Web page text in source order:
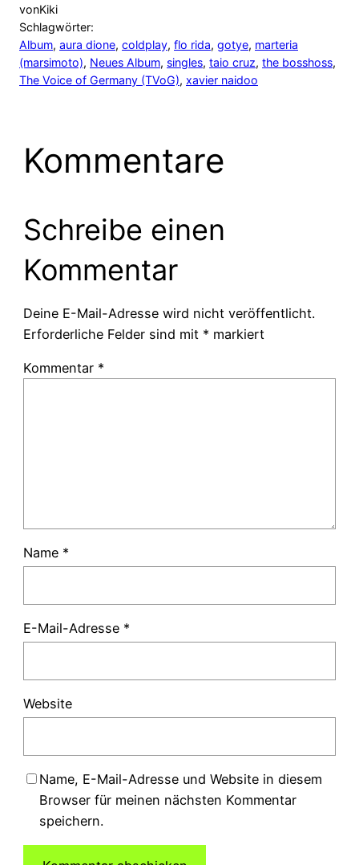
vonKiki
Schlagwörter:
Album, aura dione, coldplay, flo rida, gotye, marteria
(marsimoto), Neues Album, singles, taio cruz, the bosshoss
The Voice of Germany (TVoG), xavier naidoo
Kommentare
Schreibe einen
Kommentar
Deine E-Mail-Adresse wird nicht veröffentlicht.
Erforderliche Felder sind mit * markiert
Kommentar *
Name *
E-Mail-Adresse *
Website
Name, E-Mail-Adresse und Website in diesem
Browser für meinen nächsten Kommentar
speichern.